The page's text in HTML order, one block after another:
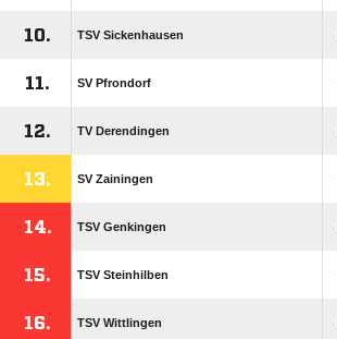
10. TSV Sickenhausen
11. SV Pfrondorf
12. TV Derendingen
13. SV Zainingen
14. TSV Genkingen
15. TSV Steinhilben
16. TSV Wittlingen